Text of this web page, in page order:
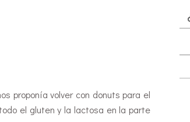
proponía volver con donuts para el
el gluten y la lactosa en la parte